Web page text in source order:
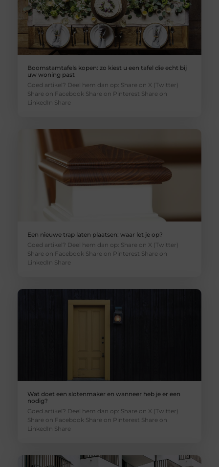
Boomstamtafels kopen: zo kiest u een tafel die echt bij
uw woning past
Goed artikel? Deel hem dan op: Share on X (Twitter)
Share on Facebook Share on Pinterest Share on
LinkedIn Share
Een nieuwe trap laten plaatsen: waar let je op?
Goed artikel? Deel hem dan op: Share on X (Twitter)
Share on Facebook Share on Pinterest Share on
LinkedIn Share
Wat doet een slotenmaker en wanneer heb je er een
nodig?
Goed artikel? Deel hem dan op: Share on X (Twitter)
Share on Facebook Share on Pinterest Share on
LinkedIn Share